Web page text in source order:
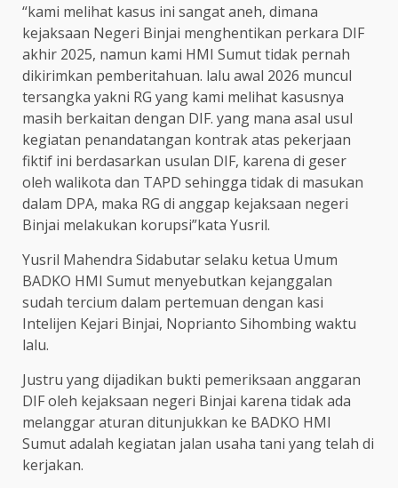
“kami melihat kasus ini sangat aneh, dimana
kejaksaan Negeri Binjai menghentikan perkara DIF
akhir 2025, namun kami HMI Sumut tidak pernah
dikirimkan pemberitahuan. lalu awal 2026 muncul
tersangka yakni RG yang kami melihat kasusnya
masih berkaitan dengan DIF. yang mana asal usul
kegiatan penandatangan kontrak atas pekerjaan
fiktif ini berdasarkan usulan DIF, karena di geser
oleh walikota dan TAPD sehingga tidak di masukan
dalam DPA, maka RG di anggap kejaksaan negeri
Binjai melakukan korupsi”kata Yusril.
Yusril Mahendra Sidabutar selaku ketua Umum
BADKO HMI Sumut menyebutkan kejanggalan
sudah tercium dalam pertemuan dengan kasi
Intelijen Kejari Binjai, Noprianto Sihombing waktu
lalu.
Justru yang dijadikan bukti pemeriksaan anggaran
DIF oleh kejaksaan negeri Binjai karena tidak ada
melanggar aturan ditunjukkan ke BADKO HMI
Sumut adalah kegiatan jalan usaha tani yang telah di
kerjakan.